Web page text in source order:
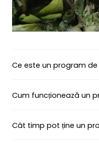
Ce este un program
Cum funcționează un
Cât timp pot ține un